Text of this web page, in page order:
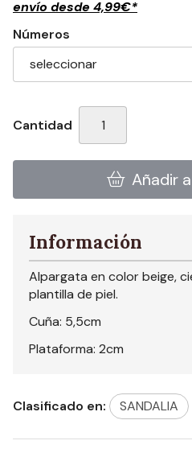
envío desde 4,99€*
Números
Cantidad
Añadir
Información
Alpargata en color beige,
plantilla de piel.
Cuña: 5,5cm
Plataforma: 2cm
Clasificado en: SANDALIA